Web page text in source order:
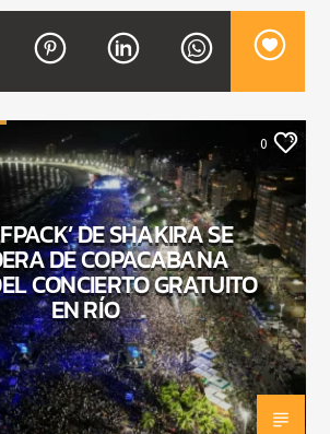
DE VALLENATO
6:00 PM
0
DE SHAKIRA SE
DE COPACABANA
CONCIERTO GRATUITO
EN RÍO